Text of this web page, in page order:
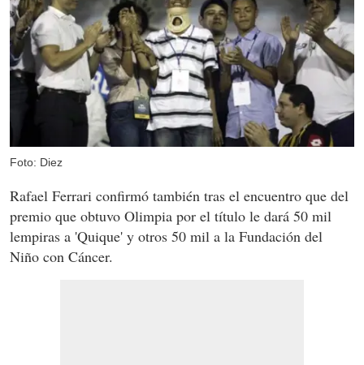
Foto: Diez
Rafael Ferrari confirmó también tras el encuentro que del
premio que obtuvo Olimpia por el título le dará 50 mil
lempiras a 'Quique' y otros 50 mil a la Fundación del
Niño con Cáncer.